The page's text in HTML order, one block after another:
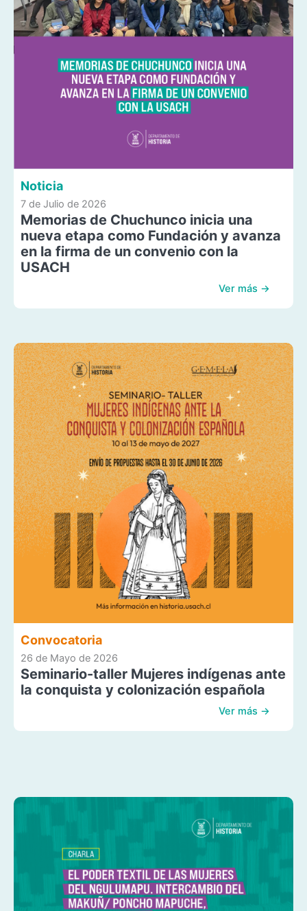
Noticia
7 de Julio de 2026
Memorias de Chuchunco inicia una
nueva etapa como Fundación y avanza
en la firma de un convenio con la
USACH
Ver más →
Convocatoria
26 de Mayo de 2026
Seminario-taller Mujeres indígenas ante
la conquista y colonización española
Ver más →